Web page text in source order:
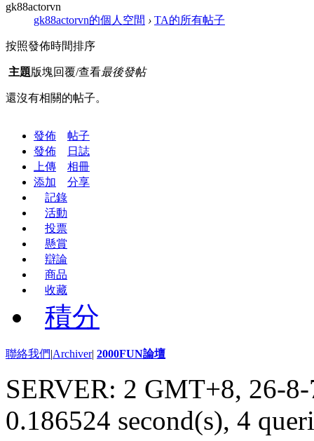
gk88actorvn
gk88actorvn的個人空間 › TA的所有帖子
按照發佈時間排序
主題版塊回覆/查看最後發帖
還沒有相關的帖子。
發佈
帖子
發佈
日誌
上傳
相冊
添加
分享
記錄
活動
投票
懸賞
辯論
商品
收藏
積分
聯絡我們|Archiver| 2000FUN論壇
SERVER: 2 GMT+8, 26-
0.186524 second(s), 4